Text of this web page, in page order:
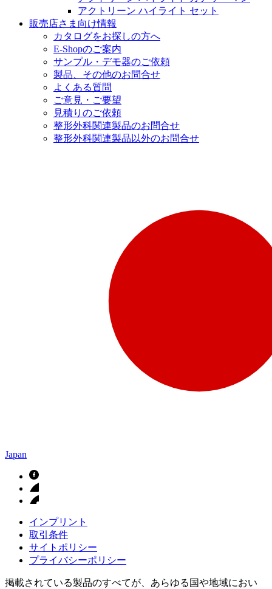
アクトリーン ハイライト セット
販売店さま向け情報
カタログをお探しの方へ
E-Shopのご案内
サンプル・デモ器のご依頼
製品、その他のお問合せ
よくある質問
ご意見・ご要望
見積りのご依頼
整形外科関連製品のお問合せ
整形外科関連製品以外のお問合せ
Japan
インプリント
取引条件
サイトポリシー
プライバシーポリシー
掲載されている製品のすべてが、あらゆる国や地域におい